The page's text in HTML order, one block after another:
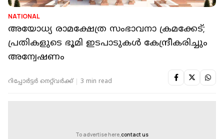
NATIONAL
അയോധ്യ രാമക്ഷേത്ര സംഭാവനാ ക്രമക്കേട്;
പ്രതികളുടെ ഭൂമി ഇടപാടുകള്‍ കേന്ദ്രീകരിച്ചും
അന്വേഷണം
റിപ്പോർട്ടർ നെറ്റ്‌വര്‍ക്ക്‌ 3 min read
To advertise here,contact us